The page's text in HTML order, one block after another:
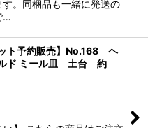
。同梱品も一緒に発送の
…
ット予約販売】No.168 ヘ
ルド ミール皿 土台 約